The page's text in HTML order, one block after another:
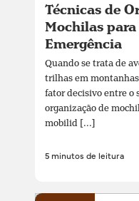
Técnicas de
Mochilas
Emergência
Quando se trata de
trilhas em
fator decisivo entre o
organização de
mobilid [...]
5 minutos de leitura